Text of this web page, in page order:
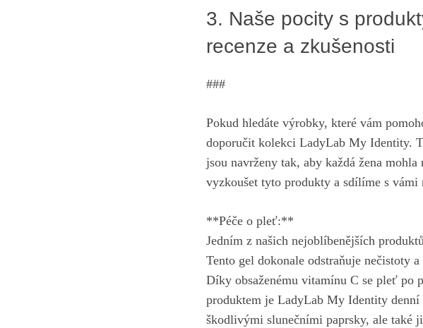
3. Naše‌ pocity s
recenze a ⁣zkušenosti
###
Pokud hledáte výrobky, které vám
doporučit kolekci LadyLab My Identity.
jsou navrženy tak, aby ​každá žena​
vyzkoušet tyto produkty‌ a⁤ sdílíme s vámi
**Péče o pleť:**
Jedním z našich nejoblíbenějších
Tento gel‍ dokonale ​odstraňuje nečistoty
Díky obsaženému⁤ vitamínu C⁢ se pleť po
⁣produktem je LadyLab My Identity
škodlivými slunečními paprsky, ale také⁣